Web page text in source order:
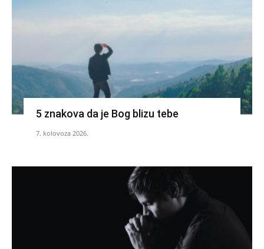
5 znakova da je Bog blizu tebe
7. kolovoza 2026.